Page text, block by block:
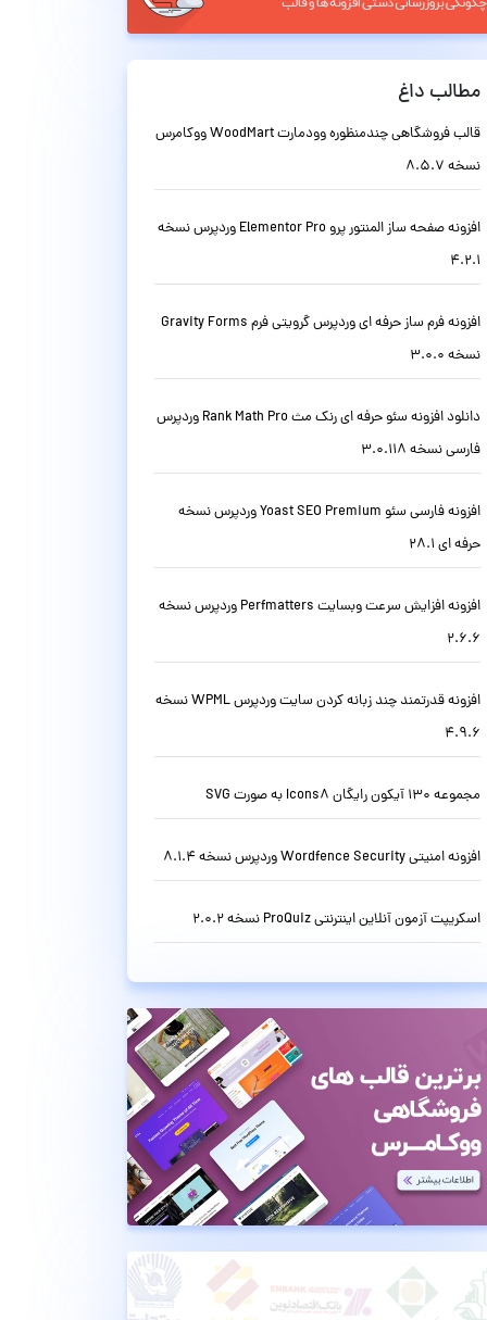
مطالب داغ
قالب فروشگاهی چندمنظوره وودمارت WoodMart ووکامرس
نسخه 8.5.7
افزونه صفحه ساز المنتور پرو Elementor Pro وردپرس نسخه
4.2.1
افزونه فرم ساز حرفه ای وردپرس گرویتی فرم Gravity Forms
نسخه 3.0.0
دانلود افزونه سئو حرفه ای رنک مث Rank Math Pro وردپرس
فارسی نسخه 3.0.118
افزونه فارسی سئو Yoast SEO Premium وردپرس نسخه
حرفه ای 28.1
افزونه افزایش سرعت وبسایت Perfmatters وردپرس نسخه
2.6.6
افزونه قدرتمند چند زبانه کردن سایت وردپرس WPML نسخه
4.9.6
مجموعه 130 آیکون رایگان Icons8 به صورت SVG
افزونه امنیتی Wordfence Security وردپرس نسخه 8.1.4
اسکریپت آزمون آنلاین اینترنتی ProQuiz نسخه 2.0.2